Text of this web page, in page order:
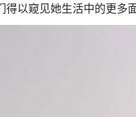
以窥见她生活中的更多面